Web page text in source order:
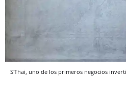
S'Thai, uno de los primeros negocios